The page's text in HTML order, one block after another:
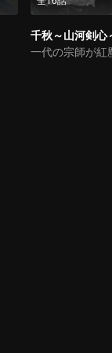
千秋～山河剣心